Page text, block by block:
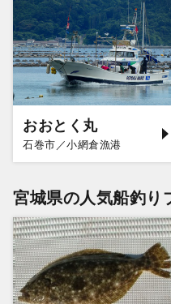
おおとく丸
石巻市／小網倉漁港
宮城県の人気船釣り